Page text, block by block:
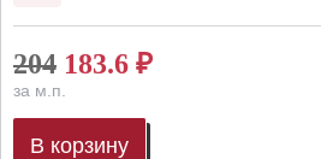
204 183.6 ₽
за м.п.
В корзину